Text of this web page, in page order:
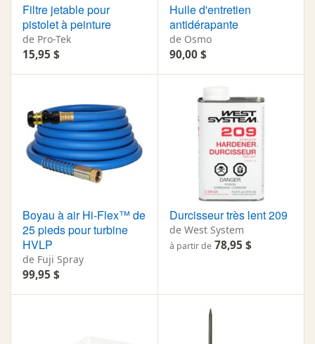
Filtre jetable pour
pistolet à peinture
de Pro-Tek
15,95 $
Huile d'entretien
antidérapante
de Osmo
90,00 $
Boyau à air Hi-Flex™ de
25 pieds pour turbine
HVLP
de Fuji Spray
99,95 $
Durcisseur très lent 209
de West System
à partir de 78,95 $